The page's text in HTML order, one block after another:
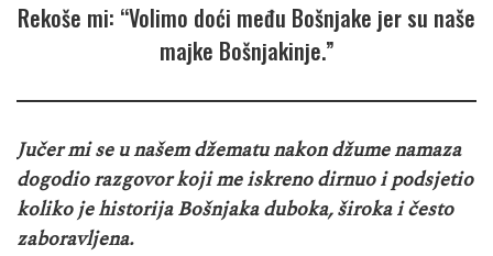
Rekoše mi: “Volimo doći među Bošnjake jer su naše
majke Bošnjakinje.”
Jučer mi se u našem džematu nakon džume namaza
dogodio razgovor koji me iskreno dirnuo i podsjetio
koliko je historija Bošnjaka duboka, široka i često
zaboravljena.